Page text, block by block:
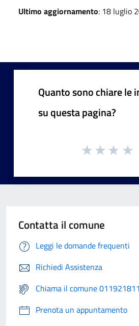
Ultimo aggiornamento: 18 luglio
Quanto sono chiare le
su questa pagina?
Contatta il comune
Leggi le domande frequenti
Richiedi Assistenza
Chiama il comune
Prenota un appuntamento